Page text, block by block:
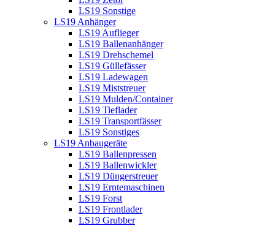
LS19 Sonstige
LS19 Anhänger
LS19 Auflieger
LS19 Ballenanhänger
LS19 Drehschemel
LS19 Güllefässer
LS19 Ladewagen
LS19 Miststreuer
LS19 Mulden/Container
LS19 Tieflader
LS19 Transportfässer
LS19 Sonstiges
LS19 Anbaugeräte
LS19 Ballenpressen
LS19 Ballenwickler
LS19 Düngerstreuer
LS19 Erntemaschinen
LS19 Forst
LS19 Frontlader
LS19 Grubber